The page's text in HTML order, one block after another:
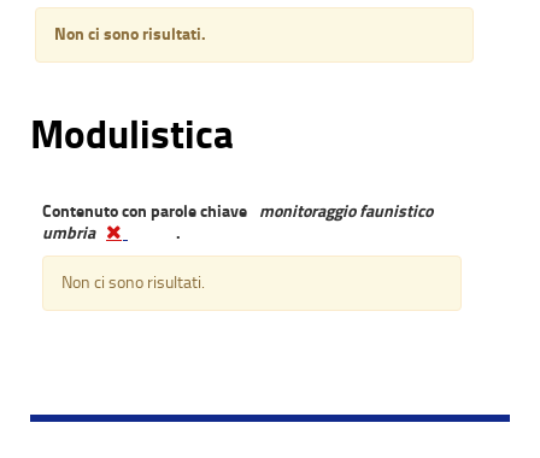
Non ci sono risultati.
Modulistica
Contenuto con parole chiave
monitoraggio faunistico
umbria
.
Non ci sono risultati.